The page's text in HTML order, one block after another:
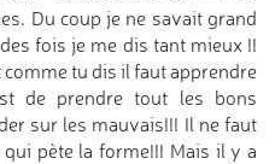
Du coup je ne savait grand
fois je me dis tant mieux !!
comme tu dis il faut apprendre
de prendre tout les bons
sur les mauvais!!! Il ne faut
pète la forme!!! Mais il y a